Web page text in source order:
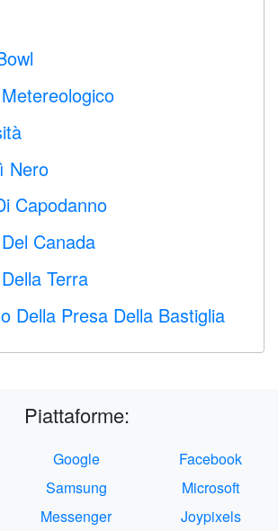
Nero
Capodanno
Canada
Terra
Della Presa Della Bastiglia
Piattaforme:
Google
Facebook
Samsung
Microsoft
Messenger
Joypixels